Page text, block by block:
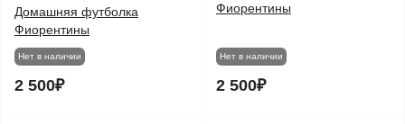
Домашняя футболка
Фиорентины
Нет в наличии
2 500₽
Фиорентины
Нет в наличии
2 500₽